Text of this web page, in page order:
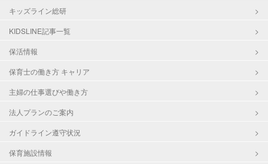
キッズライン総研
KIDSLINE記事一覧
保活情報
保育士の働き方 キャリア
主婦の仕事選びや働き方
法人プランのご案内
ガイドライン遵守状況
保育施設情報